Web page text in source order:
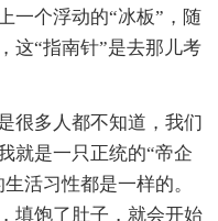
一个浮动的“冰板”，随
这“指南针”是去那儿考
多人都不知道，我们
就是一只正统的“帝企
活习性都是一样的。
填饱了肚子，就会开始